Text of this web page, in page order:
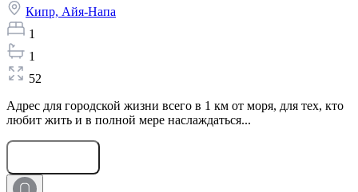
Кипр, Айя-Напа
1
1
52
Адрес для городской жизни всего в 1 км от моря, для тех, кто
любит жить и в полной мере наслаждаться...